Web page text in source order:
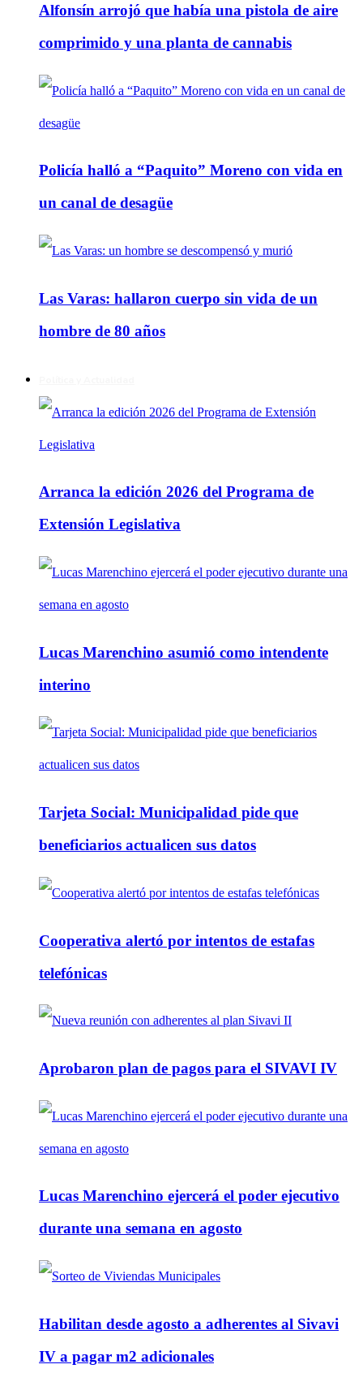
Alfonsín arrojó que había una pistola de aire
comprimido y una planta de cannabis
Policía halló a “Paquito” Moreno con vida en
un canal de desagüe
Las Varas: hallaron cuerpo sin vida de un
hombre de 80 años
Arranca la edición 2026 del Programa de
Extensión Legislativa
Lucas Marenchino asumió como intendente
interino
Tarjeta Social: Municipalidad pide que
beneficiarios actualicen sus datos
Cooperativa alertó por intentos de estafas
telefónicas
Aprobaron plan de pagos para el SIVAVI IV
Lucas Marenchino ejercerá el poder ejecutivo
durante una semana en agosto
Habilitan desde agosto a adherentes al Sivavi
IV a pagar m2 adicionales